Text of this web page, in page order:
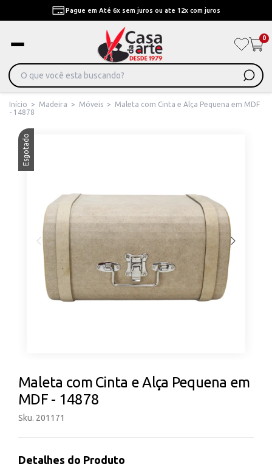
Pague em Até 6x sem juros ou ate 12x com juros
0
Início > Madeira > Móveis >
Maleta com Cinta e Alça Pequena em MDF
- 14878
Esgotado
Maleta com Cinta e Alça Pequena em
MDF - 14878
Sku. 201171
Detalhes do Produto